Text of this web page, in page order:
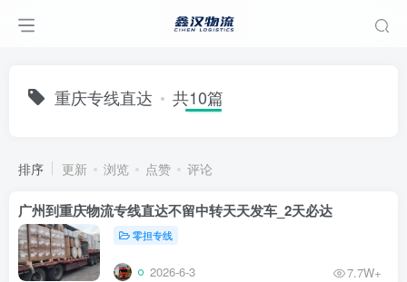
重庆专线直达 共10篇
排序 更新 浏览 点赞 评论
广州到重庆物流专线直达不留中转天天发车_2天必达
零担专线
2026-6-3 7.7W+